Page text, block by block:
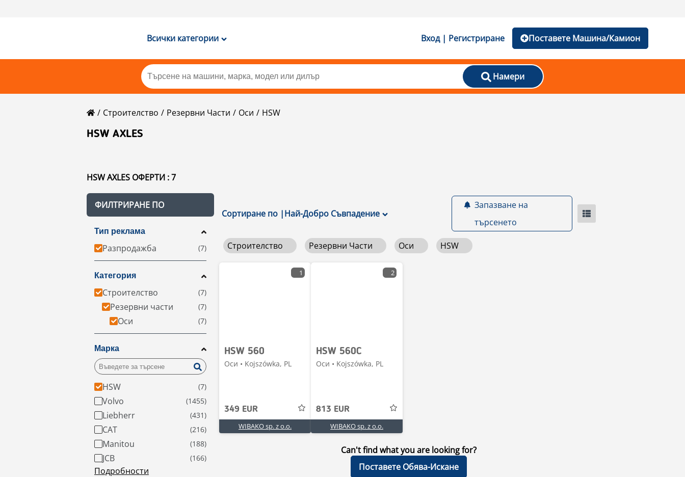
Всички категории Вход | Регистриране Поставете Машина/Камион
Намери
Строителство Резервни Части Оси
HSW
HSW AXLES
HSW AXLES ОФЕРТИ : 7
ФИЛТРИРАНЕ ПО
Тип реклама
Разпродажба
Категория
Строителство
Резервни части
Оси
Марка
HSW
Volvo
Liebherr
CAT
Manitou
JCB
Подробности
Сортиране по |Най-Добро Съвпадение
Запазване на
търсенето
Строителство Резервни Части Оси HSW
1
HSW 560
Оси • Kojszówka, PL
349 EUR
WIBAKO sp. z o.o.
2
HSW 560C
Оси • Kojszówka, PL
813 EUR
WIBAKO sp. z o.o.
Can't find what you are looking for?
Поставете Обява-Искане